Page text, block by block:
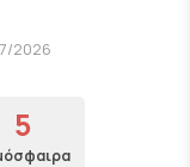
2026
5